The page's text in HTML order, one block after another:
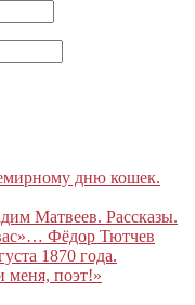
дню кошек.
Матвеев. Рассказы.
Фёдор Тютчев
1870 года.
меня, поэт!»